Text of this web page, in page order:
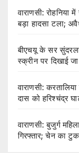
वाराणसी:
बड़ा हादसा टला;
बीएचयू के सर
स्क्रीन पर दिखाई
वाराणसी:
दास को हरिश्चंद्र
वाराणसी: बुजुर्ग
गिरफ्तार; चेन का